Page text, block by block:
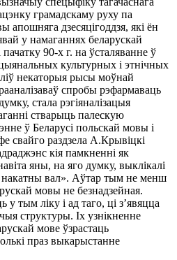
грамадскаму руху па
апошняга дзесяцігоддзя, які ён
у намаганнях беларускай
90-х г. на ўсталяванне ў
культурных і этнічных
некаторыя рысы моўнай
спробы рэфармаваць
стала рэгіяналізацыя
стварыць палескую
ў Беларусі польскай мовы і
свайго раздзела А.Крывіцкі
кія памкненні як
яны, на яго думку, выклікалі
вал». Аўтар тым не менш
мовы не безнадзейная.
у тым ліку і ад таго, ці з’явяцца
структуры. Іх узнікненне
мове ўзрастаць
праз выкарыстанне